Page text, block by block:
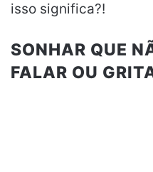
isso significa?!
SONHAR QUE
FALAR OU